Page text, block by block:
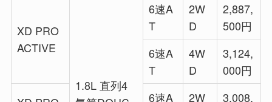
XD PRO
ACTIVE
1.8L 直列4
6速A
T
2W
D
2,887,
500円
6速A
T
4W
D
3,124,
000円
6速A
2W
3,008,